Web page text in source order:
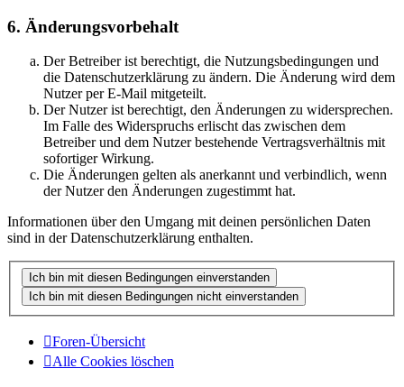
6. Änderungsvorbehalt
Der Betreiber ist berechtigt, die Nutzungsbedingungen und
die Datenschutzerklärung zu ändern. Die Änderung wird dem
Nutzer per E-Mail mitgeteilt.
Der Nutzer ist berechtigt, den Änderungen zu widersprechen.
Im Falle des Widerspruchs erlischt das zwischen dem
Betreiber und dem Nutzer bestehende Vertragsverhältnis mit
sofortiger Wirkung.
Die Änderungen gelten als anerkannt und verbindlich, wenn
der Nutzer den Änderungen zugestimmt hat.
Informationen über den Umgang mit deinen persönlichen Daten
sind in der Datenschutzerklärung enthalten.
Foren-Übersicht
Alle Cookies löschen